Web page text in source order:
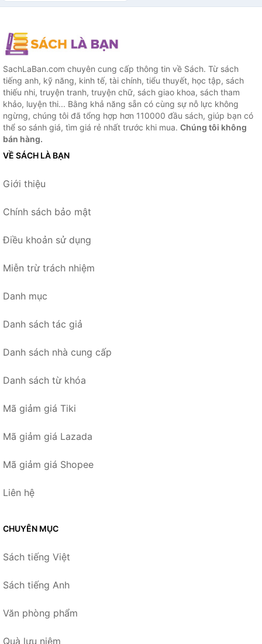
SachLaBan.com chuyên cung cấp thông tin về Sách. Từ sách
tiếng anh, kỹ năng, kinh tế, tài chính, tiểu thuyết, học tập, sách
thiếu nhi, truyện tranh, truyện chữ, sách giao khoa, sách tham
khảo, luyện thi... Bằng khả năng sẵn có cùng sự nỗ lực không
ngừng, chúng tôi đã tổng hợp hơn 110000 đầu sách, giúp bạn có
thể so sánh giá, tìm giá rẻ nhất trước khi mua. Chúng tôi không
bán hàng.
VỀ SÁCH LÀ BẠN
Giới thiệu
Chính sách bảo mật
Điều khoản sử dụng
Miễn trừ trách nhiệm
Danh mục
Danh sách tác giả
Danh sách nhà cung cấp
Danh sách từ khóa
Mã giảm giá Tiki
Mã giảm giá Lazada
Mã giảm giá Shopee
Liên hệ
CHUYÊN MỤC
Sách tiếng Việt
Sách tiếng Anh
Văn phòng phẩm
Quà lưu niệm